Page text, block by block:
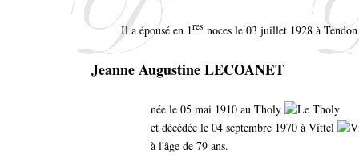
Il a épousé en 1res noces le 03 juillet 1928 à
Jeanne Augustine LECOANET
née le 05 mai 1910 au Tholy
et décédée le 04 septembre 1970 à Vittel
à l'âge de 79 ans.